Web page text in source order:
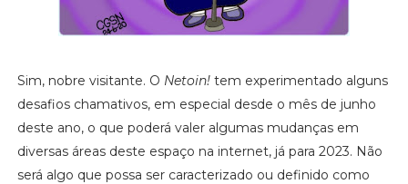
Sim, nobre visitante. O Netoin!tem experimentado alguns
desafios chamativos, em especial desde o mês de junho
deste ano, o que poderá valer algumas mudanças em
diversas áreas deste espaço na internet, já para 2023. Não
será algo que possa ser caracterizado ou definido como